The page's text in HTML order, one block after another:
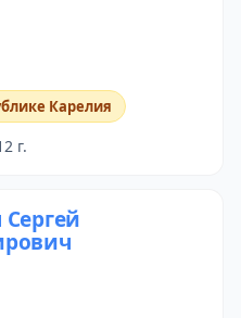
Карелия
г.